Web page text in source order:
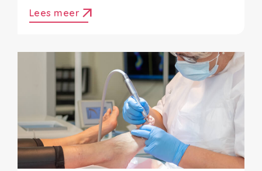
Lees meer arrow_outward